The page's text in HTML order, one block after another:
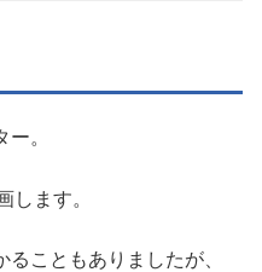
。
します。
こともありましたが、